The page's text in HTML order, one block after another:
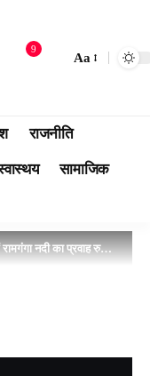
9
Aa
राजनीति
सामाजिक
रुकने से बनी 600 मीटर लंबी झील, पांच गांवों पर मंडराया बाढ़ का खतरा